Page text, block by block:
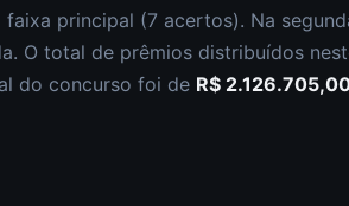
faixa principal (7 acertos). Na
O total de prêmios distribuídos
do concurso foi de R$